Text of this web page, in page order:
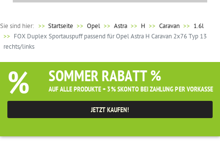
Sie sind hier: >> Startseite Opel Astra H Caravan
1.6l
FOX Duplex Sportauspuff passend für Opel Astra H Caravan 2x76 Typ 13
rechts/links
% SOMMER RABATT %
AUF ALLE PRODUKTE + 3% SKONTO BEI ZAHLUNG PER VORKASSE
JETZT KAUFEN!